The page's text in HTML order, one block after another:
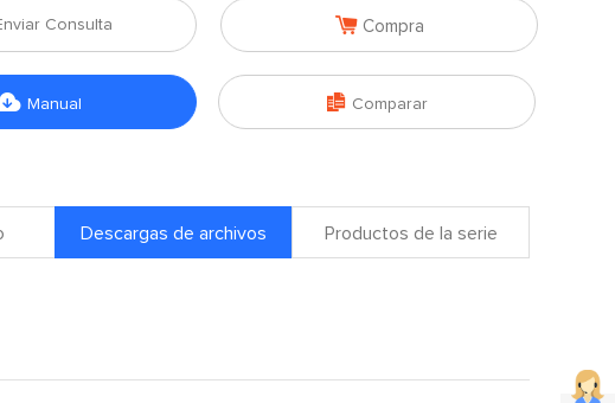
Consulta  Compra
Manual  Comparar
Descargas de archivos Productos de la serie